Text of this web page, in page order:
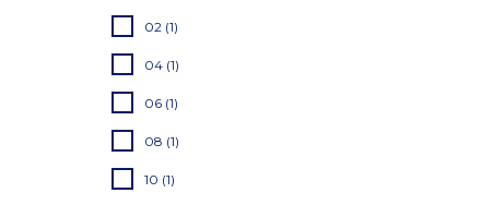
02 (1)
04 (1)
06 (1)
08 (1)
10 (1)